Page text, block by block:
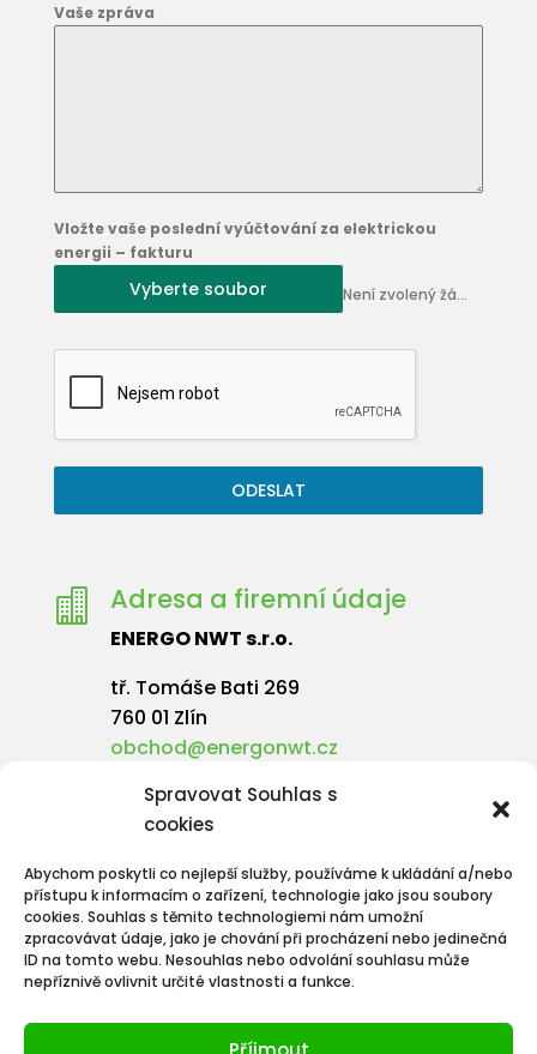
Spravovat Souhlas s
cookies
Abychom poskytli co nejlepší služby, používáme k ukládání a/nebo
přístupu k informacím o zařízení, technologie jako jsou soubory
cookies. Souhlas s těmito technologiemi nám umožní
zpracovávat údaje, jako je chování při procházení nebo jedinečná
ID na tomto webu. Nesouhlas nebo odvolání souhlasu může
nepříznivě ovlivnit určité vlastnosti a funkce.
Vaše zpráva
Vložte vaše poslední vyúčtování za elektrickou
energii – fakturu
Vyberte soubor Není zvolený žádný soubor
ODESLAT
 Adresa a firemní údaje
ENERGO NWT s.r.o.
tř. Tomáše Bati 269
760 01 Zlín
obchod@energonwt.cz
IČ: 08217921